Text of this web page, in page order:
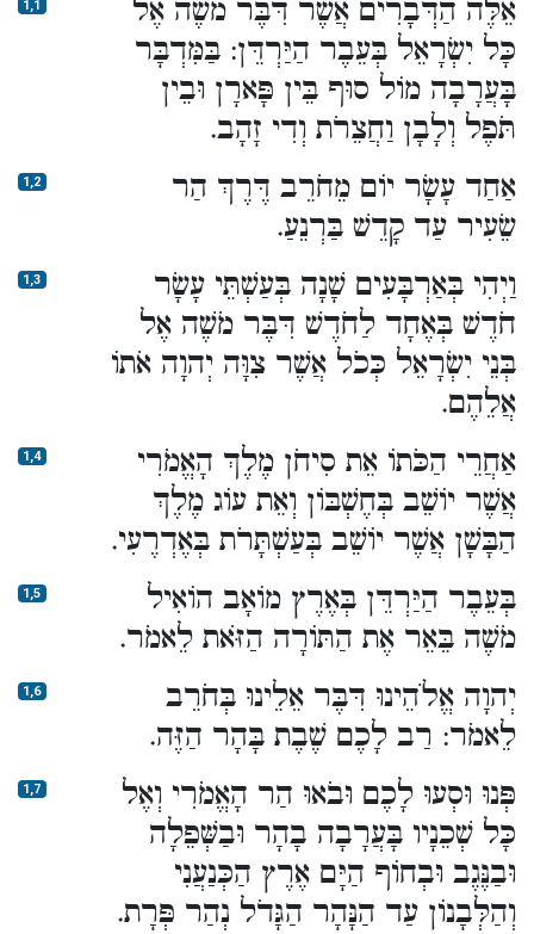
1,1
אֵלֶּה הַדְּבָרִים אֲשֶׁר דִּבֶּר מֹשֶׁה אֶל
כָּל יִשְׂרָאֵל בְּעֵבֶר הַיַּרְדֵּן: בַּמִּדְבָּר
בָּעֲרָבָה מוֹל סוּף בֵּין פָּארָן וּבֵין
תֹּפֶל וְלָבָן וַחֲצֵרֹת וְדִי זָהָב.
1,2
אַחַד עָשָׂר יוֹם מֵחֹרֵב דֶּרֶךְ הַר
שֵׂעִיר עַד קָדֵשׁ בַּרְנֵעַ.
1,3
וַיְהִי בְּאַרְבָּעִים שָׁנָה בְּעַשְׁתֵּי עָשָׂר
חֹדֶשׁ בְּאֶחָד לַחֹדֶשׁ דִּבֶּר מֹשֶׁה אֶל
בְּנֵי יִשְׂרָאֵל כְּכֹל אֲשֶׁר צִוָּה יְהוָה אֹתוֹ
אֲלֵהֶם.
1,4
אַחֲרֵי הַכֹּתוֹ אֵת סִיחֹן מֶלֶךְ הָאֱמֹרִי
אֲשֶׁר יוֹשֵׁב בְּחֶשְׁבּוֹן וְאֵת עוֹג מֶלֶךְ
הַבָּשָׁן אֲשֶׁר יוֹשֵׁב בְּעַשְׁתָּרֹת בְּאֶדְרֶעִי.
1,5
בְּעֵבֶר הַיַּרְדֵּן בְּאֶרֶץ מוֹאָב הוֹאִיל
מֹשֶׁה בֵּאֵר אֶת הַתּוֹרָה הַזֹּאת לֵאמֹר.
1,6
יְהוָה אֱלֹהֵינוּ דִּבֶּר אֵלֵינוּ בְּחֹרֵב
לֵאמֹר: רַב לָכֶם שֶׁבֶת בָּהָר הַזֶּה.
1,7
פְּנוּ וּסְעוּ לָכֶם וּבֹאוּ הַר הָאֱמֹרִי וְאֶל
כָּל שְׁכֵנָיו בָּעֲרָבָה בָהָר וּבַשְּׁפֵלָה
וּבַנֶּגֶב וּבְחוֹף הַיָּם אֶרֶץ הַכְּנַעֲנִי
וְהַלְּבָנוֹן עַד הַנָּהָר הַגָּדֹל נְהַר פְּרָת.